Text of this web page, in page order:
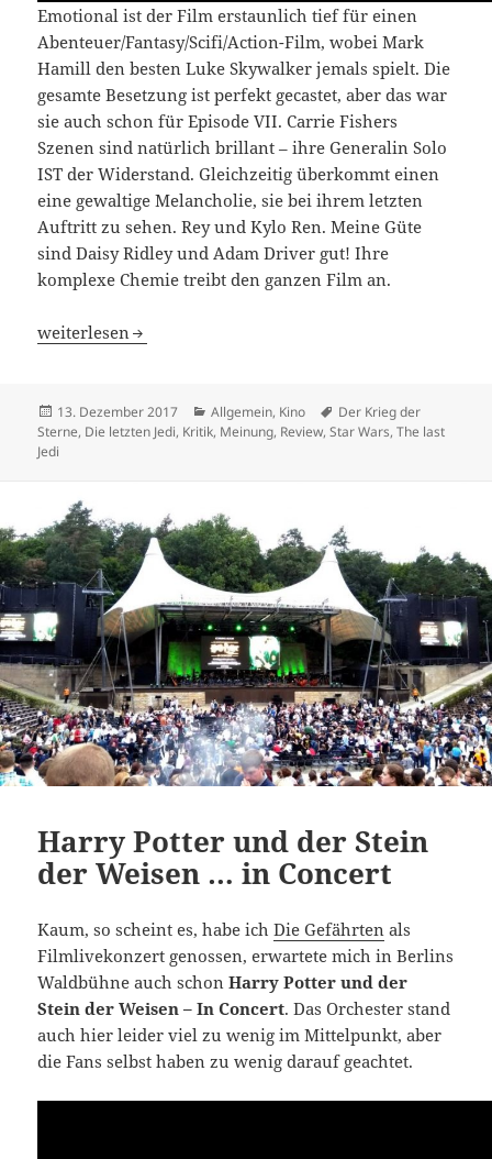
Emotional ist der Film erstaunlich tief für einen
Abenteuer/Fantasy/Scifi/Action-Film, wobei Mark
Hamill den besten Luke Skywalker jemals spielt. Die
gesamte Besetzung ist perfekt gecastet, aber das war
sie auch schon für Episode VII. Carrie Fishers
Szenen sind natürlich brillant – ihre Generalin Solo
IST der Widerstand. Gleichzeitig überkommt einen
eine gewaltige Melancholie, sie bei ihrem letzten
Auftritt zu sehen. Rey und Kylo Ren. Meine Güte
sind Daisy Ridley und Adam Driver gut! Ihre
komplexe Chemie treibt den ganzen Film an.
Star Wars: Die letzten Jedi
weiterlesen
Veröffentlicht
am
13. Dezember 2017 Kategorien
Allgemein, Kino Schlagwörter
Der Krieg der
Sterne, Die letzten Jedi, Kritik, Meinung, Review,Star Wars,The last
Jedi
Harry Potter und der Stein
der Weisen … in Concert
Kaum, so scheint es, habe ichDie Gefährten als
Filmlivekonzert genossen, erwartete mich in Berlins
Waldbühne auch schonHarry Potter und der
Stein der Weisen – In Concert. Das Orchester stand
auch hier leider viel zu wenig im Mittelpunkt, aber
die Fans selbst haben zu wenig darauf geachtet.